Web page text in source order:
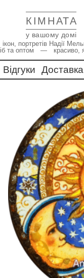
КІМНАТА
у вашому домі
портретів Надії
та оптом — красиво,
Відгуки Доставка